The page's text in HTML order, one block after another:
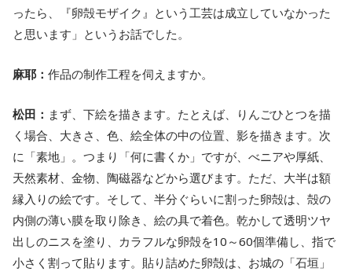
ったら、『卵殻モザイク』という工芸は成立していなかった
と思います」というお話でした。
麻耶： 作品の制作工程を伺えますか。
松田： まず、下絵を描きます。たとえば、りんごひとつを描
く場合、大きさ、色、絵全体の中の位置、影を描きます。次
に「素地」。つまり「何に書くか」ですが、べニアや厚紙、
天然素材、金物、陶磁器などから選びます。ただ、大半は額
縁入りの絵です。そして、半分ぐらいに割った卵殻は、殻の
内側の薄い膜を取り除き、絵の具で着色。乾かして透明ツヤ
出しのニスを塗り、カラフルな卵殻を10～60個準備し、指で
小さく割って貼ります。貼り詰めた卵殻は、お城の「石垣」